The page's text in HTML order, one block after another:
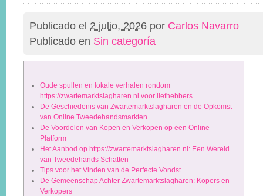
Publicado el 2 julio, 2026 por Carlos Navarro
Publicado en Sin categoría
Oude spullen en lokale verhalen rondom
https://zwartemarktslagharen.nl voor liefhebbers
De Geschiedenis van Zwartemarktslagharen en de Opkomst
van Online Tweedehandsmarkten
De Voordelen van Kopen en Verkopen op een Online
Platform
Het Aanbod op https://zwartemarktslagharen.nl: Een Wereld
van Tweedehands Schatten
Tips voor het Vinden van de Perfecte Vondst
De Gemeenschap Achter Zwartemarktslagharen: Kopers en
Verkopers